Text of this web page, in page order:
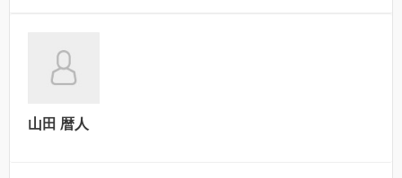
山田 暦人